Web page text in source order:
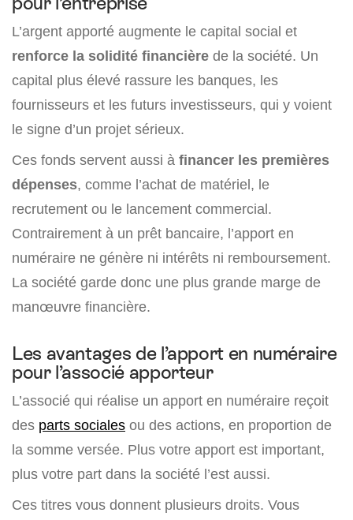
L’argent apporté augmente le capital social et
renforce la solidité financière de la société. Un
capital plus élevé rassure les banques, les
fournisseurs et les futurs investisseurs, qui y voient
le signe d’un projet sérieux.
Ces fonds servent aussi à financer les premières
dépenses, comme l’achat de matériel, le
recrutement ou le lancement commercial.
Contrairement à un prêt bancaire, l’apport en
numéraire ne génère ni intérêts ni remboursement.
La société garde donc une plus grande marge de
manœuvre financière.
Les avantages de l’apport en numéraire
pour l’associé apporteur
L’associé qui réalise un apport en numéraire reçoit
des parts sociales ou des actions, en proportion de
la somme versée. Plus votre apport est important,
plus votre part dans la société l’est aussi.
Ces titres vous donnent plusieurs droits. Vous